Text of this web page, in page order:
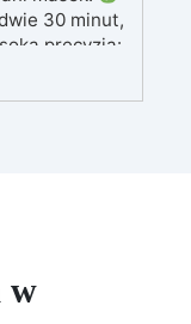
30 minut,
precyzja:
detale,
w